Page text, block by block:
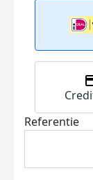
Referentie